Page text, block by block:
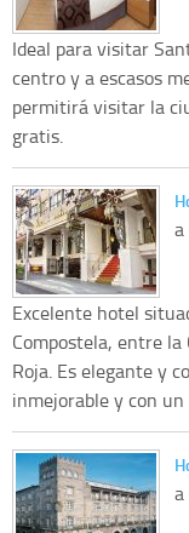
Ideal para visitar
centro y a escasos
permitirá visitar la
gratis.
a
Excelente hotel
Compostela, entre la
Roja. Es elegante y
inmejorable y con un
a